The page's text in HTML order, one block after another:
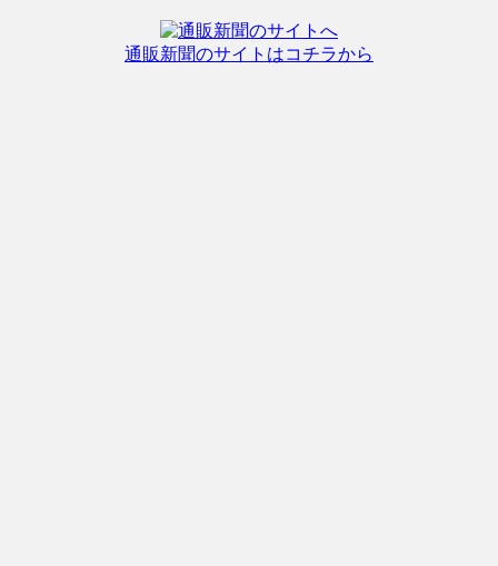
通販新聞のサイトはコチラから